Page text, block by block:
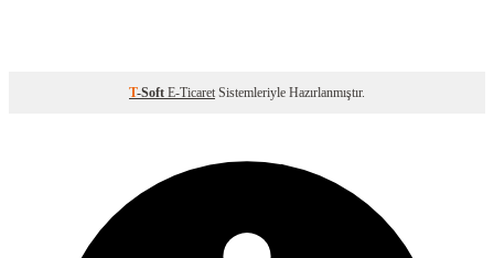
T-Soft E-Ticaret Sistemleriyle Hazırlanmıştır.